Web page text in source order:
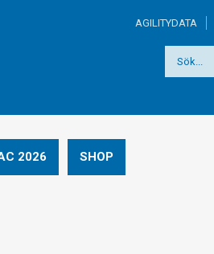
AGILITYDATA
2026 SHOP